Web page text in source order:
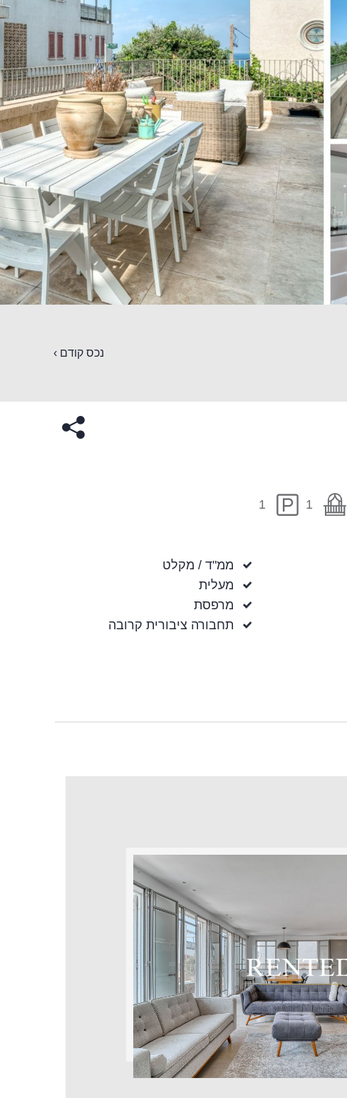
נכס קודם ›
1
1
ממ"ד / מקלט
מעלית
מרפסת
תחבורה ציבורית קרובה